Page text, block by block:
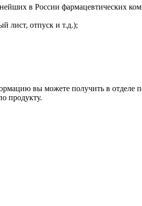
в России фармацевтических
лист, отпуск и т.д.);
вы можете получить в отделе
продукту.